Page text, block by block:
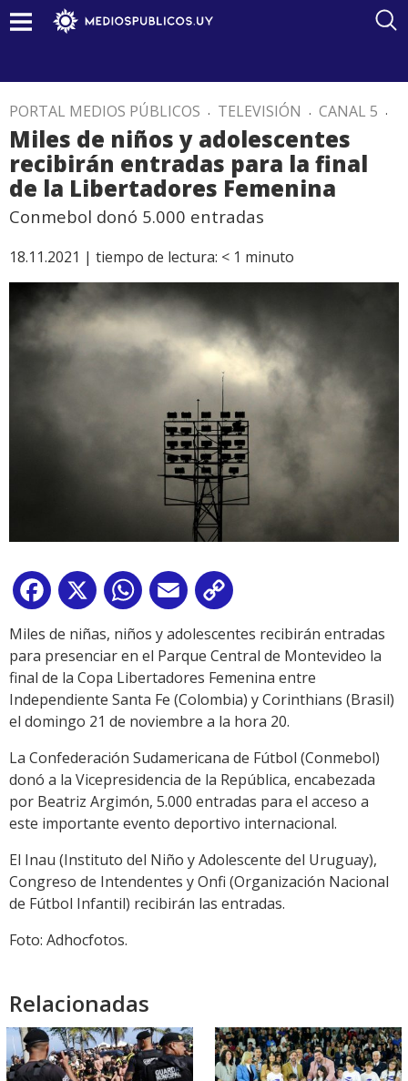
PORTAL MEDIOS PÚBLICOS . TELEVISIÓN . CANAL 5 .
Miles de niños y adolescentes
recibirán entradas para la final
de la Libertadores Femenina
Conmebol donó 5.000 entradas
18.11.2021 | tiempo de lectura: < 1 minuto
Facebook
X WhatsApp
Email
Link
Miles de niñas, niños y adolescentes recibirán entradas
para presenciar en el Parque Central de Montevideo la
final de la Copa Libertadores Femenina entre
Independiente Santa Fe (Colombia) y Corinthians (Brasil)
el domingo 21 de noviembre a la hora 20.
La Confederación Sudamericana de Fútbol (Conmebol)
donó a la Vicepresidencia de la República, encabezada
por Beatriz Argimón, 5.000 entradas para el acceso a
este importante evento deportivo internacional.
El Inau (Instituto del Niño y Adolescente del Uruguay),
Congreso de Intendentes y Onfi (Organización Nacional
de Fútbol Infantil) recibirán las entradas.
Foto: Adhocfotos.
Relacionadas